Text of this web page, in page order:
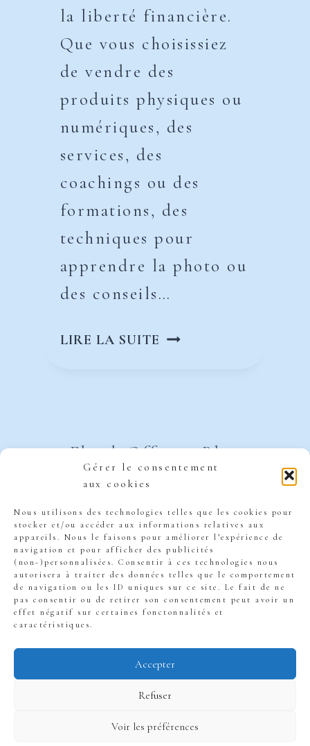
Gérer le consentement
aux cookies
Nous utilisons des technologies telles que les cookies pour
stocker et/ou accéder aux informations relatives aux
appareils. Nous le faisons pour améliorer l’expérience de
navigation et pour afficher des publicités
(non-)personnalisées. Consentir à ces technologies nous
autorisera à traiter des données telles que le comportement
de navigation ou les ID uniques sur ce site. Le fait de ne
pas consentir ou de retirer son consentement peut avoir un
effet négatif sur certaines fonctonnalités et
caractéristiques.
Accepter
Refuser
Voir les préférences
la liberté financière.
Que vous choisissiez
de vendre des
produits physiques ou
numériques, des
services, des
coachings ou des
formations, des
techniques pour
apprendre la photo ou
des conseils…
LIRE LA SUITE COMMENT
PRÉCIS
Ebook Offert
Blog
Podcast
Groupe Facebook
Bibliothèque
© 2026 EconoBree
Kadence WP